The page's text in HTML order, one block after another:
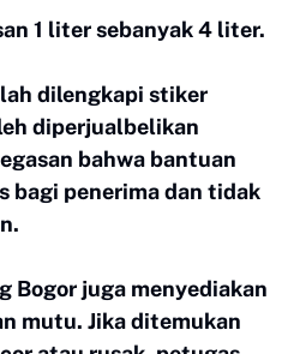
1 liter sebanyak 4 liter.
dilengkapi stiker
diperjualbelikan
bahwa bantuan
bagi penerima dan tidak
Bogor juga menyediakan
mutu. Jika ditemukan